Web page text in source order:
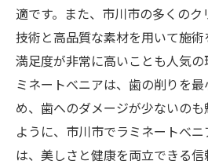
適です。また、市川市の多くの
技術と高品質な素材を用いて施
満足度が非常に高いことも人気
ミネートべニアは、歯の削りを
め、歯へのダメージが少ないの
ように、市川市でラミネートべ
は、美しさと健康を両立できる